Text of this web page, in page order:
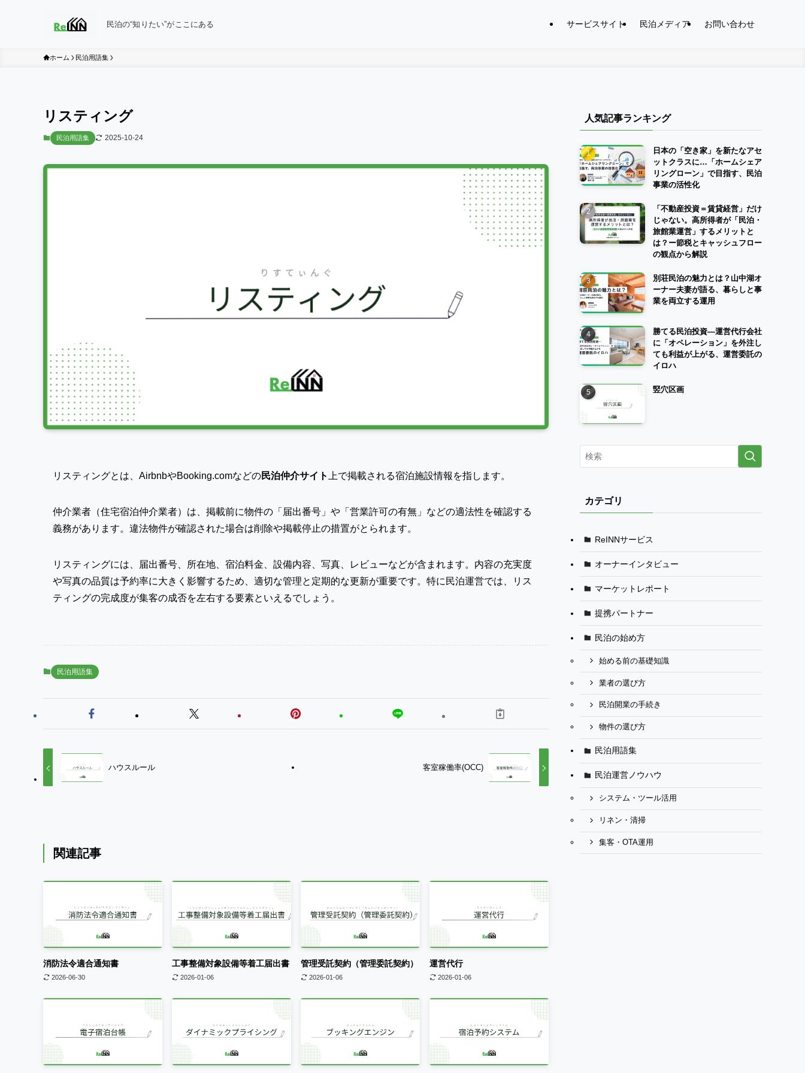
民泊の“知りたい”がここにある サービスサイト 民泊メディア お問い合わせ
ホーム 民泊用語集
リスティング
民泊用語集 2025-10-24
リスティングとは、AirbnbやBooking.comなどの民泊仲介サイト上で掲載される宿泊施設情報を指します。
仲介業者（住宅宿泊仲介業者）は、掲載前に物件の「届出番号」や「営業許可の有無」などの適法性を確認する
義務があります。違法物件が確認された場合は削除や掲載停止の措置がとられます。
リスティングには、届出番号、所在地、宿泊料金、設備内容、写真、レビューなどが含まれます。内容の充実度
や写真の品質は予約率に大きく影響するため、適切な管理と定期的な更新が重要です。特に民泊運営では、リス
ティングの完成度が集客の成否を左右する要素といえるでしょう。
民泊用語集
ハウスルール 客室稼働率(OCC)
関連記事
消防法令適合通知書
2026-06-30
工事整備対象設備等着工届出書
2026-01-06
管理受託契約（管理委託契約）
2026-01-06
運営代行
2026-01-06
人気記事ランキング
日本の「空き家」を新たなアセ
ットクラスに…「ホームシェア
リングローン」で目指す、民泊
事業の活性化
「不動産投資＝賃貸経営」だけ
じゃない。高所得者が「民泊・
旅館業運営」するメリットと
は？ー節税とキャッシュフロー
の観点から解説
別荘民泊の魅力とは？山中湖オ
ーナー夫妻が語る、暮らしと事
業を両立する運用
勝てる民泊投資―運営代行会社
に「オペレーション」を外注し
ても利益が上がる、運営委託の
イロハ
竪穴区画
カテゴリ
ReINNサービス
オーナーインタビュー
マーケットレポート
提携パートナー
民泊の始め方
始める前の基礎知識
業者の選び方
民泊開業の手続き
物件の選び方
民泊用語集
民泊運営ノウハウ
システム・ツール活用
リネン・清掃
集客・OTA運用